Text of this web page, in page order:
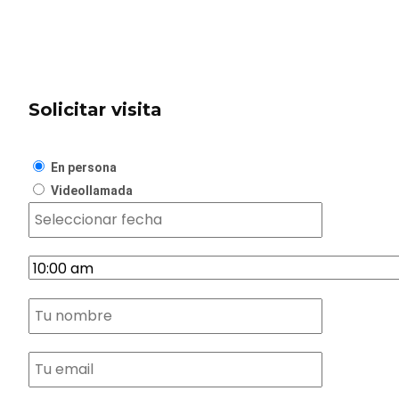
Solicitar visita
En persona
Videollamada